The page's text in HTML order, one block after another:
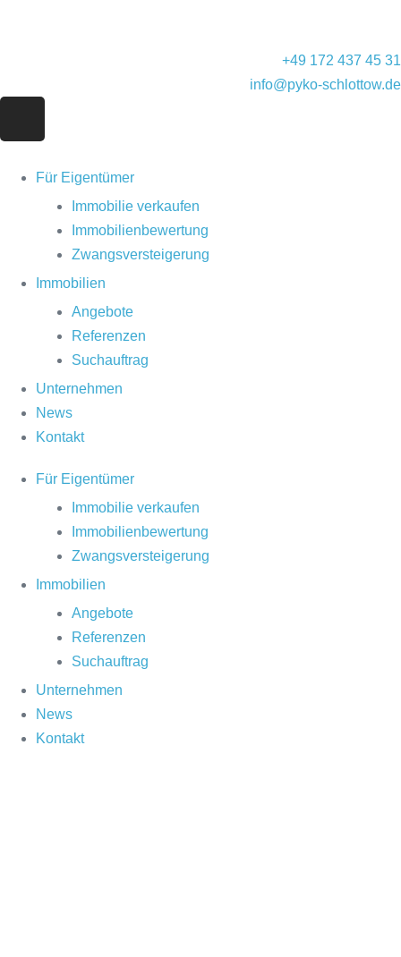
+49 172 437 45 31
info@pyko-schlottow.de
Für Eigentümer
Immobilie verkaufen
Immobilienbewertung
Zwangsversteigerung
Immobilien
Angebote
Referenzen
Suchauftrag
Unternehmen
News
Kontakt
Für Eigentümer
Immobilie verkaufen
Immobilienbewertung
Zwangsversteigerung
Immobilien
Angebote
Referenzen
Suchauftrag
Unternehmen
News
Kontakt